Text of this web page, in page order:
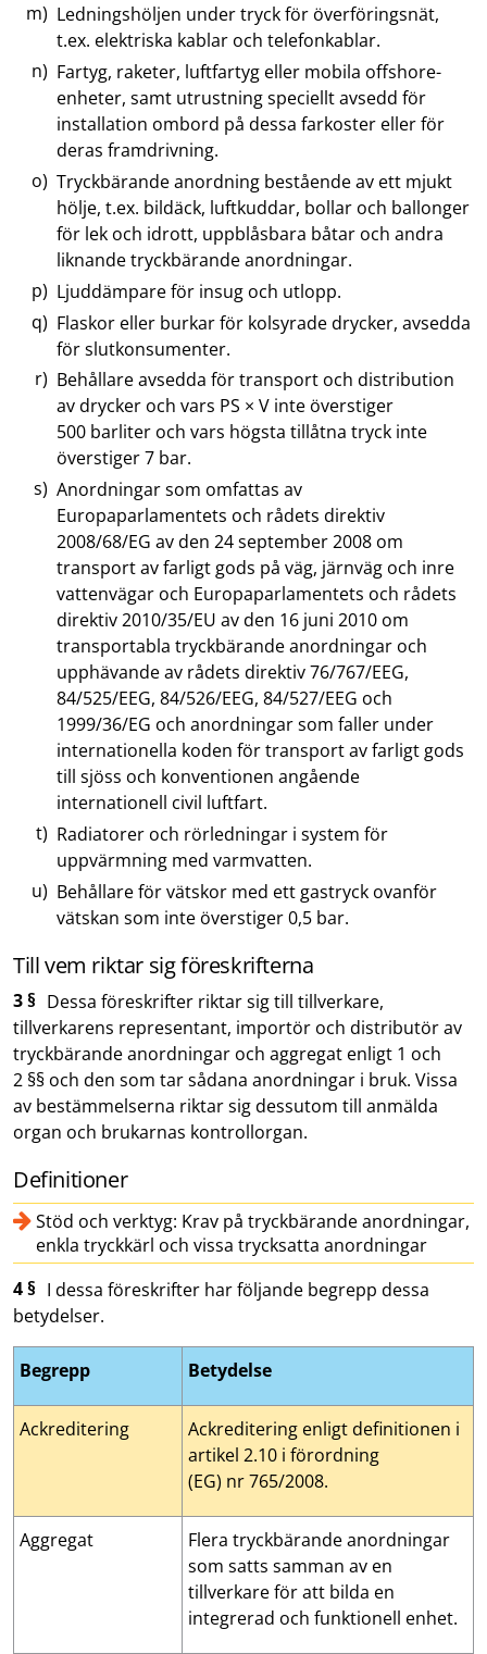
Ledningshöljen under tryck för överföringsnät,
t.ex. elektriska kablar och telefonkablar.
Fartyg, raketer, luftfartyg eller mobila offshore-
enheter, samt utrustning speciellt avsedd för
installation ombord på dessa farkoster eller för
deras framdrivning.
Tryckbärande anordning bestående av ett mjukt
hölje, t.ex. bildäck, luftkuddar, bollar och ballonger
för lek och idrott, uppblåsbara båtar och andra
liknande tryckbärande anordningar.
Ljuddämpare för insug och utlopp.
Flaskor eller burkar för kolsyrade drycker, avsedda
för slutkonsumenter.
Behållare avsedda för transport och distribution
av drycker och vars PS × V inte överstiger
500 barliter och vars högsta tillåtna tryck inte
överstiger 7 bar.
Anordningar som omfattas av
Europaparlamentets och rådets direktiv
2008/68/EG av den 24 september 2008 om
transport av farligt gods på väg, järnväg och inre
vattenvägar och Europaparlamentets och rådets
direktiv 2010/35/EU av den 16 juni 2010 om
transportabla tryckbärande anordningar och
upphävande av rådets direktiv 76/767/EEG,
84/525/EEG, 84/526/EEG, 84/527/EEG och
1999/36/EG och anordningar som faller under
internationella koden för transport av farligt gods
till sjöss och konventionen angående
internationell civil luftfart.
Radiatorer och rörledningar i system för
uppvärmning med varmvatten.
Behållare för vätskor med ett gastryck ovanför
vätskan som inte överstiger 0,5 bar.
Till vem riktar sig föreskrifterna
3 § Dessa föreskrifter riktar sig till tillverkare,
tillverkarens representant, importör och distributör av
tryckbärande anordningar och aggregat enligt 1 och
2 §§ och den som tar sådana anordningar i bruk. Vissa
av bestämmelserna riktar sig dessutom till anmälda
organ och brukarnas kontrollorgan.
Definitioner
Stöd och verktyg: Krav på tryckbärande anordningar,
enkla tryckkärl och vissa trycksatta anordningar
4 § I dessa föreskrifter har följande begrepp dessa
betydelser.
Begrepp Betydelse
Ackreditering
Ackreditering enligt definitionen i
artikel 2.10 i förordning
(EG) nr 765/2008.
Aggregat
Flera tryckbärande anordningar
som satts samman av en
tillverkare för att bilda en
integrerad och funktionell enhet.